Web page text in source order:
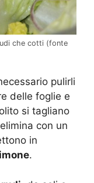
che cotti (fonte
pulirli
delle foglie e
si tagliano
con un
in
.